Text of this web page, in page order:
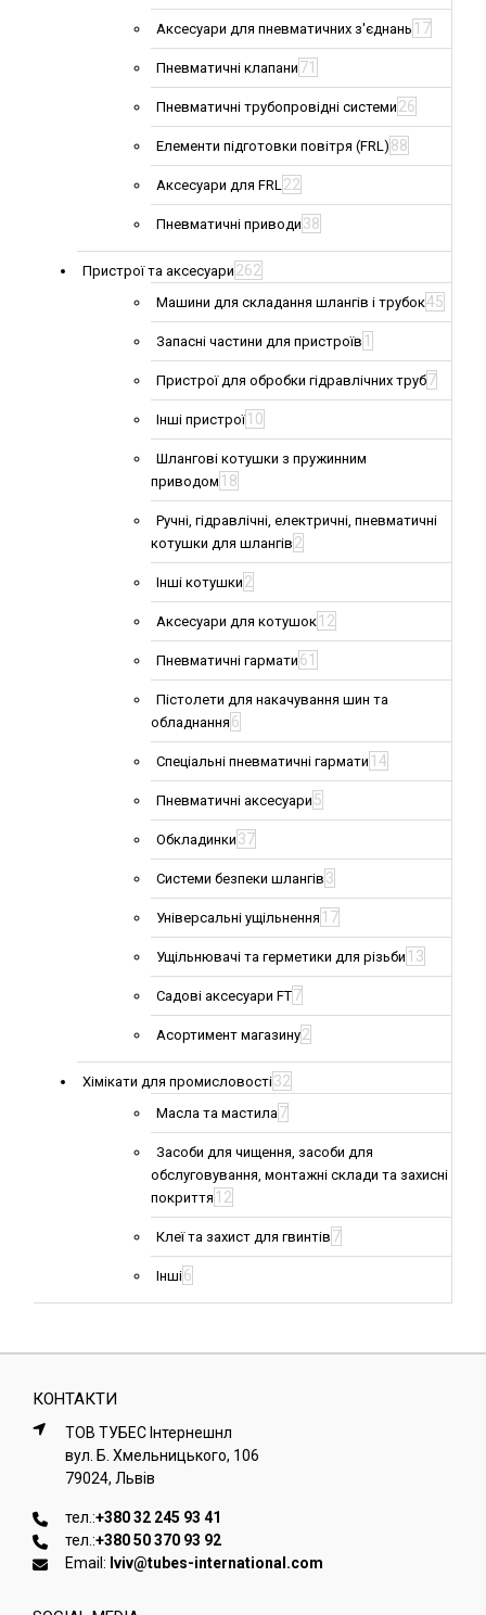
Аксесуари для пневматичних з'єднань 17
Пневматичні клапани 71
Пневматичні трубопровідні системи 26
Елементи підготовки повітря (FRL) 88
Аксесуари для FRL22
Пневматичні приводи 38
Пристрої та аксесуари 262
Машини для складання шлангів і трубок45
Запасні частини для пристроїв 1
Пристрої для обробки гідравлічних труб7
Інші пристрої 10
Шлангові котушки з пружинним
приводом 18
Ручні, гідравлічні, електричні, пневматичні
котушки для шлангів 2
Інші котушки 2
Аксесуари для котушок 12
Пневматичні гармати 61
Пістолети для накачування шин та
обладнання 6
Спеціальні пневматичні гармати 14
Пневматичні аксесуари 5
Обкладинки 37
Системи безпеки шлангів 3
Універсальні ущільнення 17
Ущільнювачі та герметики для різьби 13
Садові аксесуари FT7
Асортимент магазину2
Хімікати для промисловості32
Масла та мастила7
Засоби для чищення, засоби для
обслуговування, монтажні склади та захисні
покриття 12
Клеї та захист для гвинтів 7
Інші6
КОНТАКТИ
ТОВ ТУБЕС Iнтернешнл
вул. Б. Хмельницького, 106
79024, Львiв
тел.:+380 32 245 93 41
тел.:+380 50 370 93 92
Email: lviv@tubes-international.com